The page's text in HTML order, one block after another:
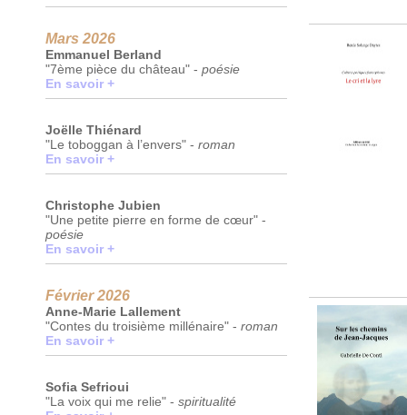
Mars 2026
Emmanuel Berland
"7ème pièce du château" - poésie
En savoir +
Joëlle Thiénard
"Le toboggan à l’envers" - roman
En savoir +
Christophe Jubien
"Une petite pierre en forme de cœur" -
poésie
En savoir +
Février 2026
Anne-Marie Lallement
"Contes du troisième millénaire" - roman
En savoir +
Sofia Sefrioui
"La voix qui me relie" - spiritualité